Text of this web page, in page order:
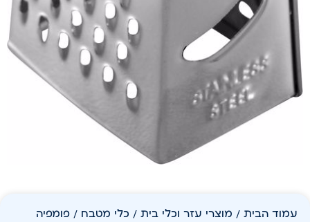
עמוד הבית / מוצרי עזר וכלי בית / כלי מטבח / פומפיה